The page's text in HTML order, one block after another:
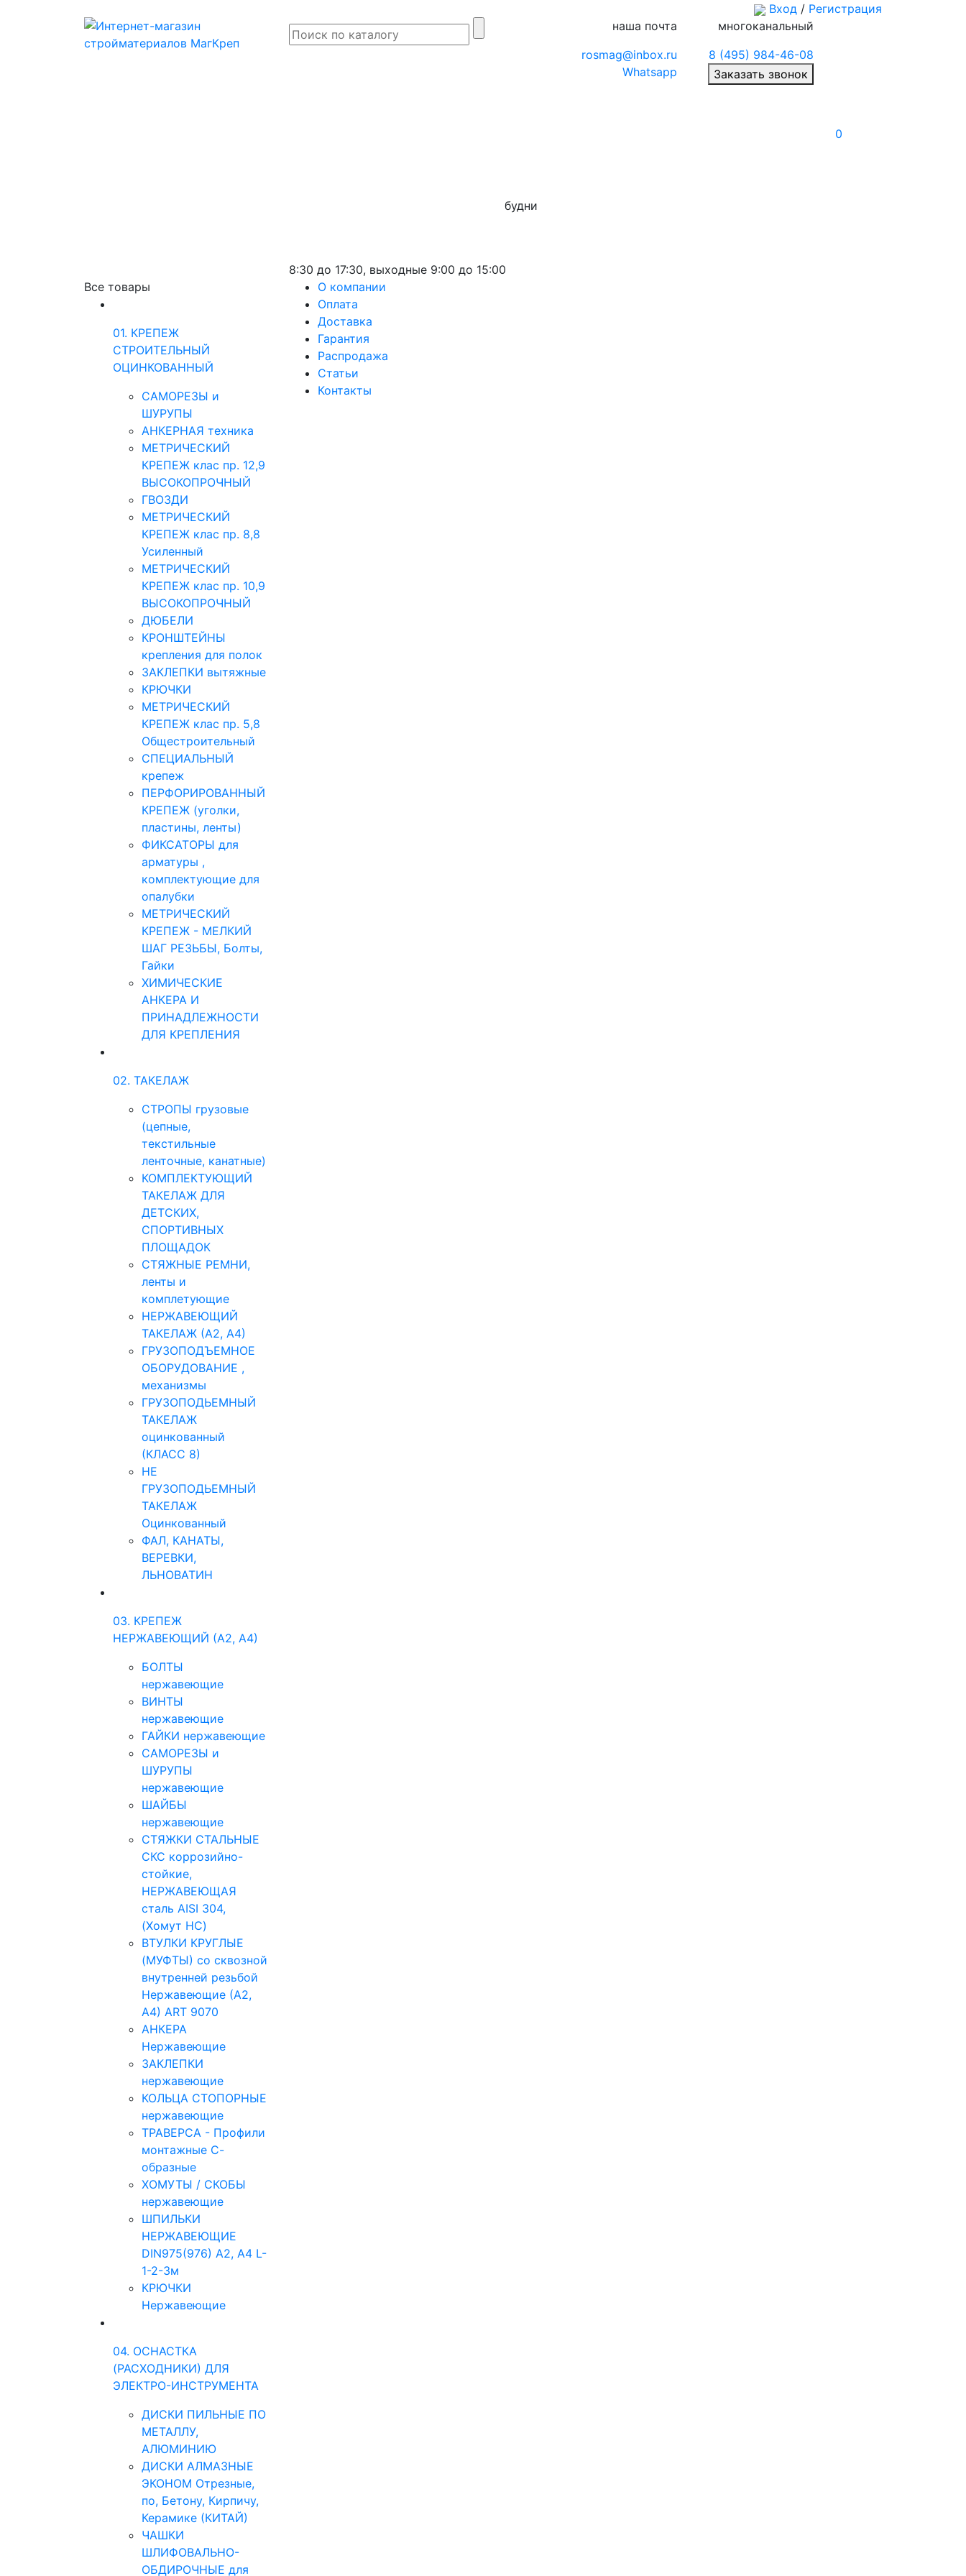
Вход / Регистрация
будни
8:30 до 17:30, выходные 9:00 до 15:00
наша почта
rosmag@inbox.ru
Whatsapp
многоканальный
8 (495) 984-46-08
Заказать звонок
0
Все товары
01. КРЕПЕЖ
СТРОИТЕЛЬНЫЙ
ОЦИНКОВАННЫЙ
САМОРЕЗЫ и
ШУРУПЫ
АНКЕРНАЯ техника
МЕТРИЧЕСКИЙ
КРЕПЕЖ клас пр. 12,9
ВЫСОКОПРОЧНЫЙ
ГВОЗДИ
МЕТРИЧЕСКИЙ
КРЕПЕЖ клас пр. 8,8
Усиленный
МЕТРИЧЕСКИЙ
КРЕПЕЖ клас пр. 10,9
ВЫСОКОПРОЧНЫЙ
ДЮБЕЛИ
КРОНШТЕЙНЫ
крепления для полок
ЗАКЛЕПКИ вытяжные
КРЮЧКИ
МЕТРИЧЕСКИЙ
КРЕПЕЖ клас пр. 5,8
Общестроительный
СПЕЦИАЛЬНЫЙ
крепеж
ПЕРФОРИРОВАННЫЙ
КРЕПЕЖ (уголки,
пластины, ленты)
ФИКСАТОРЫ для
арматуры ,
комплектующие для
опалубки
МЕТРИЧЕСКИЙ
КРЕПЕЖ - МЕЛКИЙ
ШАГ РЕЗЬБЫ, Болты,
Гайки
ХИМИЧЕСКИЕ
АНКЕРА И
ПРИНАДЛЕЖНОСТИ
ДЛЯ КРЕПЛЕНИЯ
02. ТАКЕЛАЖ
СТРОПЫ грузовые
(цепные,
текстильные
ленточные, канатные)
КОМПЛЕКТУЮЩИЙ
ТАКЕЛАЖ ДЛЯ
ДЕТСКИХ,
СПОРТИВНЫХ
ПЛОЩАДОК
СТЯЖНЫЕ РЕМНИ,
ленты и
комплетующие
НЕРЖАВЕЮЩИЙ
ТАКЕЛАЖ (А2, А4)
ГРУЗОПОДЪЕМНОЕ
ОБОРУДОВАНИЕ ,
механизмы
ГРУЗОПОДЬЕМНЫЙ
ТАКЕЛАЖ
оцинкованный
(КЛАСС 8)
НЕ
ГРУЗОПОДЬЕМНЫЙ
ТАКЕЛАЖ
Оцинкованный
ФАЛ, КАНАТЫ,
ВЕРЕВКИ,
ЛЬНОВАТИН
03. КРЕПЕЖ
НЕРЖАВЕЮЩИЙ (А2, А4)
БОЛТЫ
нержавеющие
ВИНТЫ
нержавеющие
ГАЙКИ нержавеющие
САМОРЕЗЫ и
ШУРУПЫ
нержавеющие
ШАЙБЫ
нержавеющие
СТЯЖКИ СТАЛЬНЫЕ
СКС коррозийно-
стойкие,
НЕРЖАВЕЮЩАЯ
сталь AISI 304,
(Хомут НС)
ВТУЛКИ КРУГЛЫЕ
(МУФТЫ) со сквозной
внутренней резьбой
Нержавеющие (А2,
А4) ART 9070
АНКЕРА
Нержавеющие
ЗАКЛЕПКИ
нержавеющие
КОЛЬЦА СТОПОРНЫЕ
нержавеющие
ТРАВЕРСА - Профили
монтажные С-
образные
ХОМУТЫ / СКОБЫ
нержавеющие
ШПИЛЬКИ
НЕРЖАВЕЮЩИЕ
DIN975(976) A2, А4 L-
1-2-3м
КРЮЧКИ
Нержавеющие
04. ОСНАСТКА
(РАСХОДНИКИ) ДЛЯ
ЭЛЕКТРО-ИНСТРУМЕНТА
ДИСКИ ПИЛЬНЫЕ ПО
МЕТАЛЛУ,
АЛЮМИНИЮ
ДИСКИ АЛМАЗНЫЕ
ЭКОНОМ Отрезные,
по, Бетону, Кирпичу,
Керамике (КИТАЙ)
ЧАШКИ
ШЛИФОВАЛЬНО-
ОБДИРОЧНЫЕ для
О компании
Оплата
Доставка
Гарантия
Распродажа
Статьи
Контакты